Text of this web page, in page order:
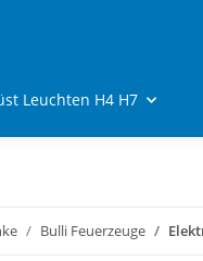
Leuchten H4 H7
Bulli Feuerzeuge